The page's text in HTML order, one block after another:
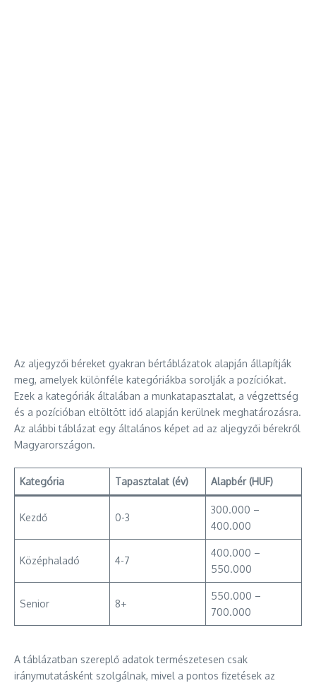
Az aljegyzői béreket gyakran bértáblázatok alapján állapítják
meg, amelyek különféle kategóriákba sorolják a pozíciókat.
Ezek a kategóriák általában a munkatapasztalat, a végzettség
és a pozícióban eltöltött idő alapján kerülnek meghatározásra.
Az alábbi táblázat egy általános képet ad az aljegyzői bérekről
Magyarországon.
Kategória Tapasztalat (év) Alapbér (HUF)
Kezdő 0-3
300.000 –
400.000
Középhaladó 4-7
400.000 –
550.000
Senior 8+
550.000 –
700.000
A táblázatban szereplő adatok természetesen csak
iránymutatásként szolgálnak, mivel a pontos fizetések az